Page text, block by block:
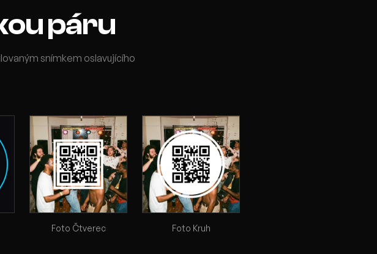
páru
snímkem oslavujícího
Foto Čtverec Foto Kruh